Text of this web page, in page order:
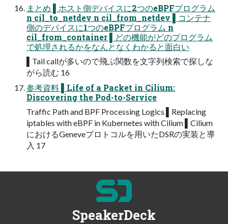
まとめ ▌ホスト側デバイスに2つのeBPFプログラム
n cil_to_netdev n cil_from_netdev ▌コンテナ
側のデバイスに1つのeBPFプログラム n
cil_from_container ▌どの機能がどのプログラム
で処理されるかをなんとなくわかると⾯⽩い
▌Tail callが多いので⾶ぶ関数を⽂字列検索で探しな
がら読む 16
参考資料 ▌Life of a Packet in Cilium:
Discovering the Pod-to-Service
Traffic Path and BPF Processing Logics ▌Replacing
iptables with eBPF in Kubernetes with Cilium ▌Cilium
におけるGeneveプロトコルを⽤いたDSRの実装と導
⼊ 17
SpeakerDeck